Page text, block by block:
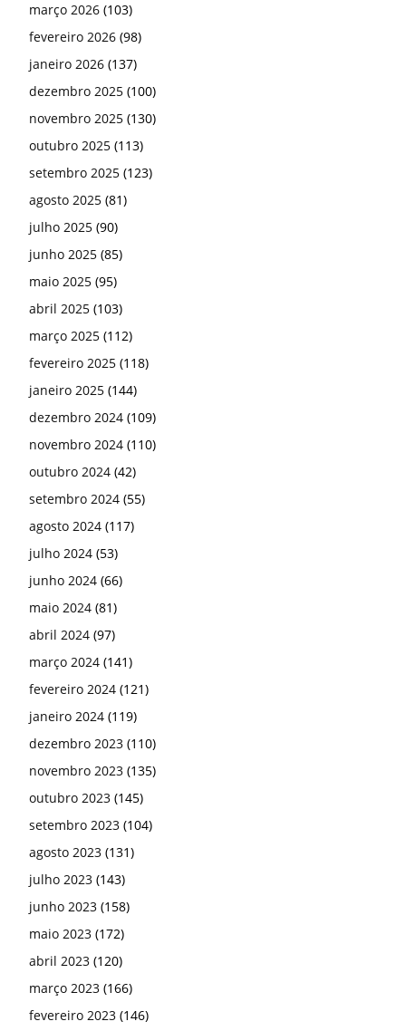
março 2026 (103)
fevereiro 2026 (98)
janeiro 2026 (137)
dezembro 2025 (100)
novembro 2025 (130)
outubro 2025 (113)
setembro 2025 (123)
agosto 2025 (81)
julho 2025 (90)
junho 2025 (85)
maio 2025 (95)
abril 2025 (103)
março 2025 (112)
fevereiro 2025 (118)
janeiro 2025 (144)
dezembro 2024 (109)
novembro 2024 (110)
outubro 2024 (42)
setembro 2024 (55)
agosto 2024 (117)
julho 2024 (53)
junho 2024 (66)
maio 2024 (81)
abril 2024 (97)
março 2024 (141)
fevereiro 2024 (121)
janeiro 2024 (119)
dezembro 2023 (110)
novembro 2023 (135)
outubro 2023 (145)
setembro 2023 (104)
agosto 2023 (131)
julho 2023 (143)
junho 2023 (158)
maio 2023 (172)
abril 2023 (120)
março 2023 (166)
fevereiro 2023 (146)